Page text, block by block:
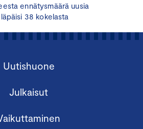
ennätysmäärä uusia
38 kokelasta
Uutishuone
Julkaisut